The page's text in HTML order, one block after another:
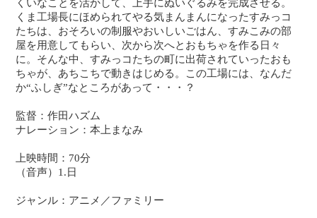
くいなことを活かして、上手にぬいぐるみを完成させる。
くま工場長にほめられてやる気まんまんになったすみっコ
たちは、おそろいの制服やおいしいごはん、すみこみの部
屋を用意してもらい、次から次へとおもちゃを作る日々
に。そんな中、すみっコたちの町に出荷されていったおも
ちゃが、あちこちで動きはじめる。この工場には、なんだ
か“ふしぎ”なところがあって・・・？
監督：作田ハズム
ナレーション：本上まなみ
上映時間：70分
（音声）1.日
ジャンル：アニメ／ファミリー